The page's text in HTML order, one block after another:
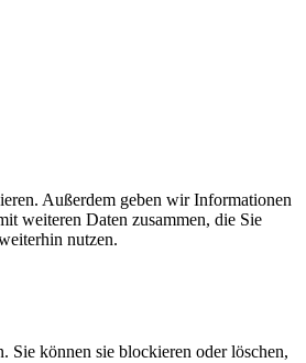
Außerdem geben wir Informationen
weiteren Daten zusammen, die Sie
nutzen.
Sie können sie blockieren oder löschen,